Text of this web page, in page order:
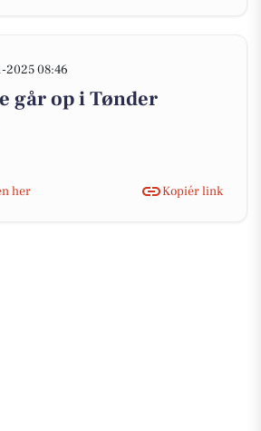
2025 08:46
går op i Tønder
her
Kopiér link